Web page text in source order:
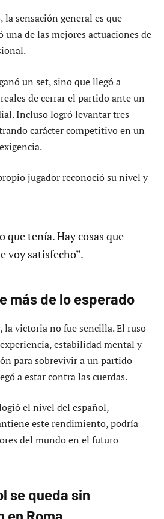
sensación general es que
de las mejores actuaciones de
un set, sino que llegó a
de cerrar el partido ante un
Incluso logró levantar tres
carácter competitivo en un
jugador reconoció su nivel y
que tenía. Hay cosas que
voy satisfecho”.
más de lo esperado
la victoria no fue sencilla. El ruso
estabilidad mental y
para sobrevivir a un partido
a estar contra las cuerdas.
el nivel del español,
este rendimiento, podría
del mundo en el futuro
se queda sin